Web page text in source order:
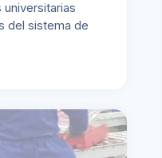
del sistema de